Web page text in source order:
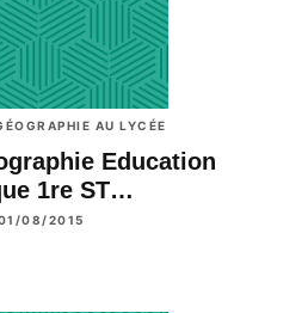
AU LYCÉE
Education
1re ST…
08/2015